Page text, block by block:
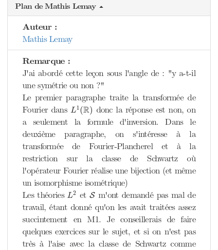
Plan de Mathis Lemay
Auteur :
Mathis Lemay
Remarque :
J'ai abordé cette leçon sous l'angle de : "y a-t-il
une symétrie ou non ?"
Le premier paragraphe traite la transformée de
Fourier dans L1 (R)
L 1 (R) donc la réponse est non, on
a seulement la formule d'inversion. Dans le
deuxième paragraphe, on s'intéresse à la
transformée de Fourier-Plancherel et à la
restriction sur la classe de Schwartz où
l'opérateur Fourier réalise une bijection (et même
un isomorphisme isométrique)
Les théoriesL2
L2 et S
Sm'ont demandé pas mal de
travail, étant donné qu'on les avait traitées assez
succintement en M1. Je conseillerais de faire
quelques exercices sur le sujet, et si on n'est pas
très à l'aise avec la classe de Schwartz comme